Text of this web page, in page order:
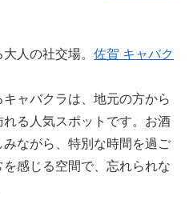
人の社交場。 佐賀 キャバク
ャバクラは、地元の方から
る人気スポットです。お酒
ながら、特別な時間を過ご
感じる空間で、忘れられな